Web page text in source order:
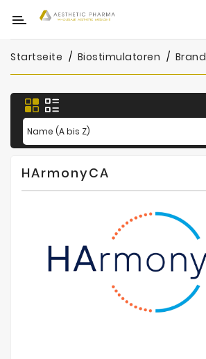
Kategorie
OUTLET
Fillers
Biostimulatoren
Mesotherapie
Peelings
Zubehör
Startseite Biostimulatoren Brand
Name (A bis Z)
HArmonyCA